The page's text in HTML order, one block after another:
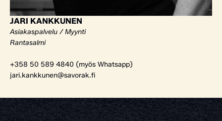
JARI KANKKUNEN
Asiakaspalvelu / Myynti
Rantasalmi
+358 50 589 4840 (myös Whatsapp)
jari.kankkunen@savorak.fi